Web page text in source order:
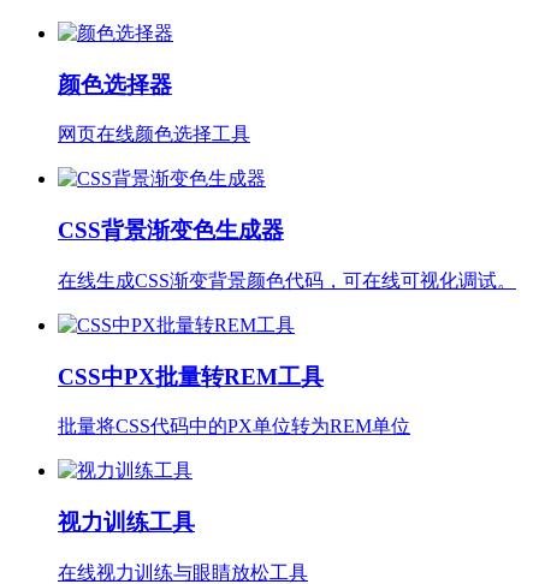
颜色选择器
网页在线颜色选择工具
CSS背景渐变色生成器
在线生成CSS渐变背景颜色代码，可在线可视化调试。
CSS中PX批量转REM工具
批量将CSS代码中的PX单位转为REM单位
视力训练工具
在线视力训练与眼睛放松工具